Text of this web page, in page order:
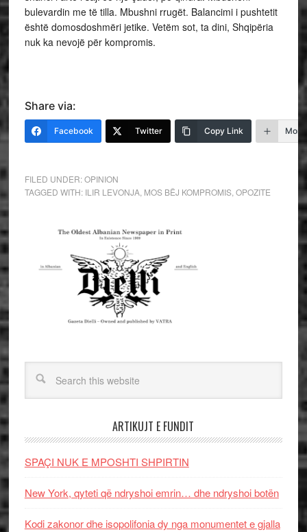
bulevardin me të tilla. Mbushni rrugët. Balancimi i pushtetit
është domosdoshmëri jetike. Vetëm sot, ta dini, Shqipëria
nuk ka nevojë për kompromis.
Share via:
Facebook Twitter Copy Link More
FILED UNDER:OPINION
TAGGED WITH: ILIR LEVONJA, MOS BËJ KOMPROMIS, OPOZITE
ARTIKUJT E FUNDIT
SPAÇI NUK E MPOSHTI SHPIRTIN
New York, qyteti që ndryshoi emrin… dhe ndryshoi botën
Kodi zakonor dhe isopolifonia dy nga monumentet e gjalla